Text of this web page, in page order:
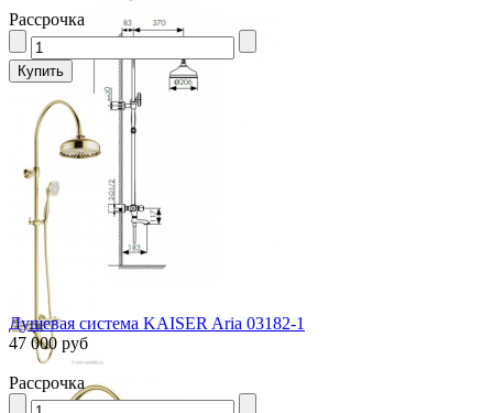
Рассрочка
Душевая система KAISER Aria 03182-1
47 000 руб
Рассрочка